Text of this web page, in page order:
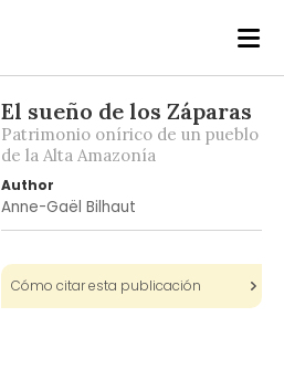
El sueño de los Záparas
Patrimonio onírico de un pueblo
de la Alta Amazonía
Author
Anne-Gaël Bilhaut
Cómo citar esta publicación